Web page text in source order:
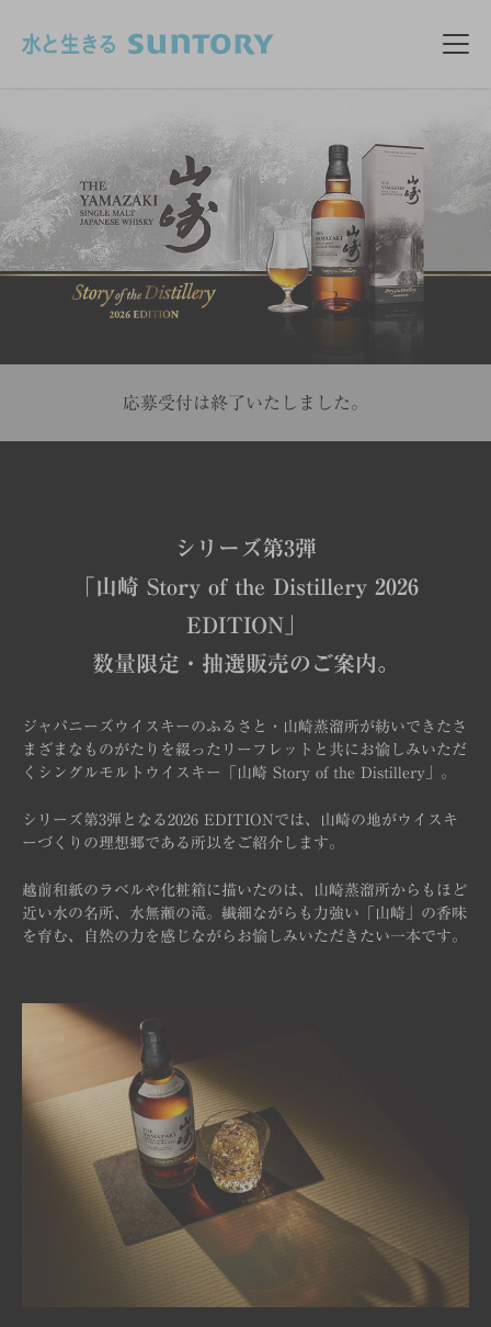
メ
応募受付は終了いたしました。
シリーズ第3弾
「山崎 Story of the Distillery 2026
EDITION」
数量限定・抽選販売のご案内。
ジャパニーズウイスキーのふるさと・山崎蒸溜所が紡いできた さ
まざまなものがたりを綴ったリーフレットと共にお愉しみいただ
く シングルモルトウイスキー「山崎 Story of the Distillery」。
シリーズ第3弾となる2026 EDITIONでは、
山崎の地がウイスキ
ーづくりの理想郷である所以をご紹介します。
越前和紙のラベルや化粧箱に描いたのは、
山崎蒸溜所からもほど
近い水の名所、水無瀬の滝。 繊細ながらも力強い「山崎」の香味
を育む、
自然の力を感じながらお愉しみいただきたい一本です。